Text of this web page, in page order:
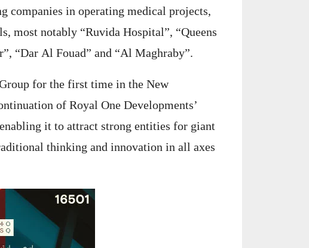
companies in operating medical projects,
most notably “Ruvida Hospital”, “Queens
“Dar Al Fouad” and “Al Maghraby”.
for the first time in the New
of Royal One Developments’
it to attract strong entities for giant
thinking and innovation in all axes